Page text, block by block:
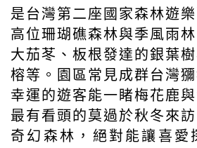
是台灣第二座國家森林遊
高位珊瑚礁森林與季風雨
大茄苳、板根發達的銀葉
榕等。園區常見成群台灣獼
幸運的遊客能一睹梅花鹿
最有看頭的莫過於秋冬來
奇幻森林，絕對能讓喜愛